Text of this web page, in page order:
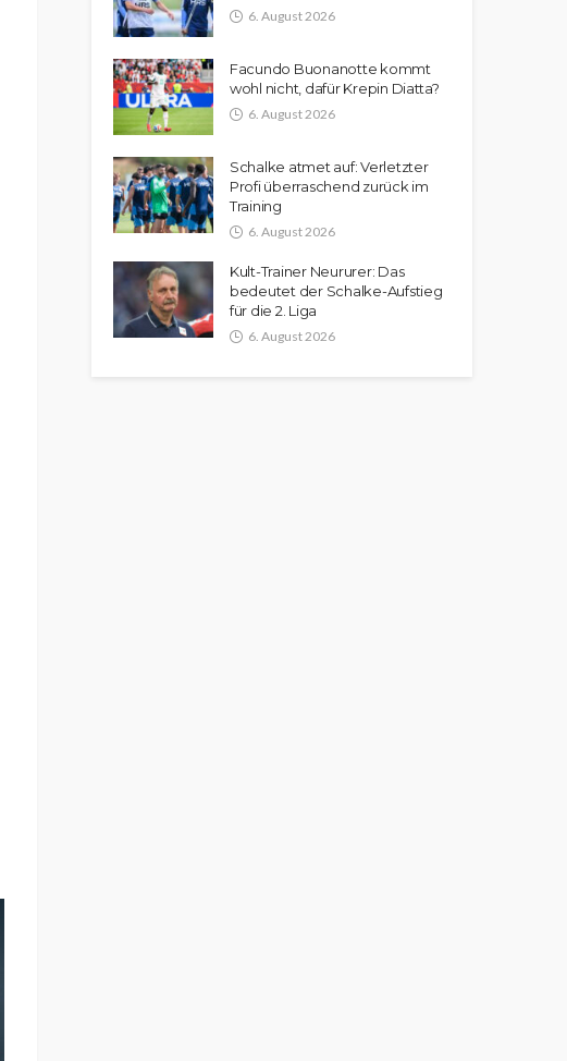
6. August 2026
Facundo Buonanotte kommt
wohl nicht, dafür Krepin Diatta?
6. August 2026
Schalke atmet auf: Verletzter
Profi überraschend zurück im
Training
6. August 2026
Kult-Trainer Neururer: Das
bedeutet der Schalke-Aufstieg
für die 2. Liga
6. August 2026